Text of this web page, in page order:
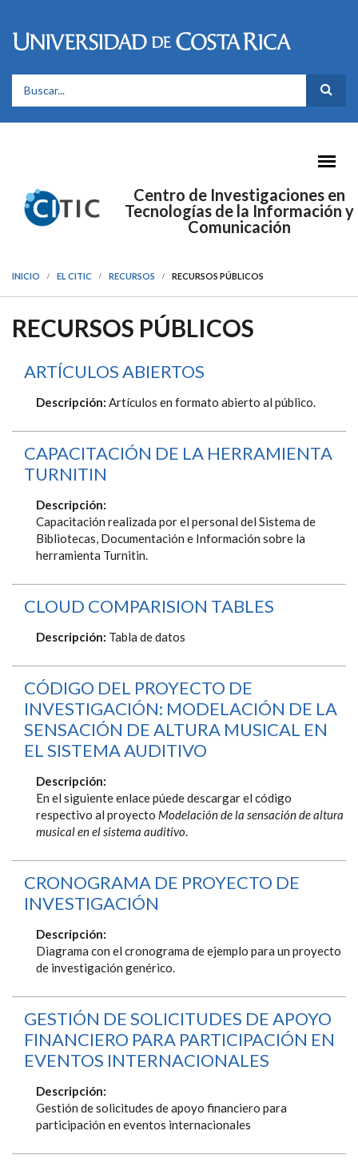
FORMULARIO DE BÚSQUEDA
Centro de Investigaciones en
Tecnologías de la Información y
Comunicación
INICIO EL CITIC RECURSOS RECURSOS PÚBLICOS
RECURSOS PÚBLICOS
ARTÍCULOS ABIERTOS
Descripción: Artículos en formato abierto al público.
CAPACITACIÓN DE LA HERRAMIENTA
TURNITIN
Descripción:
Capacitación realizada por el personal del Sistema de
Bibliotecas, Documentación e Información sobre la
herramienta Turnitin.
CLOUD COMPARISION TABLES
Descripción: Tabla de datos
CÓDIGO DEL PROYECTO DE
INVESTIGACIÓN: MODELACIÓN DE LA
SENSACIÓN DE ALTURA MUSICAL EN
EL SISTEMA AUDITIVO
Descripción:
En el siguiente enlace púede descargar el código
respectivo al proyecto Modelación de la sensación de altura
musical en el sistema auditivo.
CRONOGRAMA DE PROYECTO DE
INVESTIGACIÓN
Descripción:
Diagrama con el cronograma de ejemplo para un proyecto
de investigación genérico.
GESTIÓN DE SOLICITUDES DE APOYO
FINANCIERO PARA PARTICIPACIÓN EN
EVENTOS INTERNACIONALES
Descripción:
Gestión de solicitudes de apoyo financiero para
participación en eventos internacionales